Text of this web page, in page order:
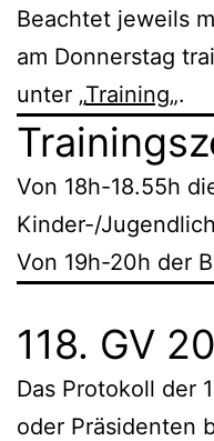
Beachtet jeweils
am Donnerstag
unter „Training„.
Von 18h-18.55h
Kinder-/
Von 19h-20h der
118. GV
Das Protokoll der
oder Präsidenten